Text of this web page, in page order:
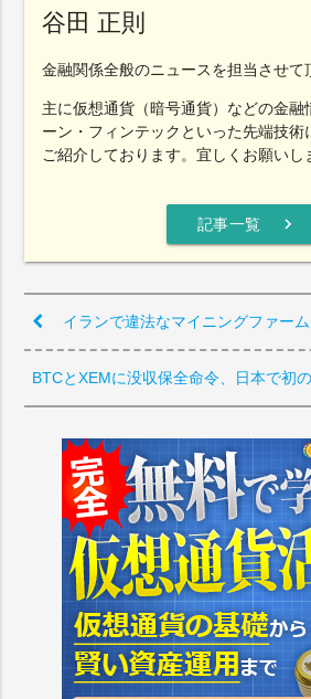
谷田 正則
金融関係全般のニュースを担当させて
主に仮想通貨（暗号通貨）などの金融
ーン・フィンテックといった先端技術
ご紹介しております。宜しくお願いし
記事一覧 chevron_right
イランで違法なマイニングファー
BTCとXEMに没収保全命令、日本で初